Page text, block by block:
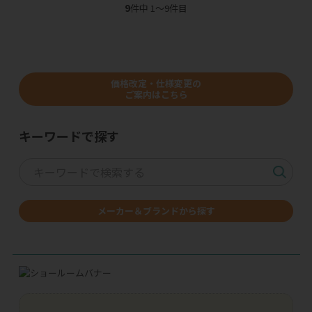
9件中 1〜9件目
価格改定・仕様変更の
ご案内はこちら
キーワードで探す
メーカー＆ブランドから探す